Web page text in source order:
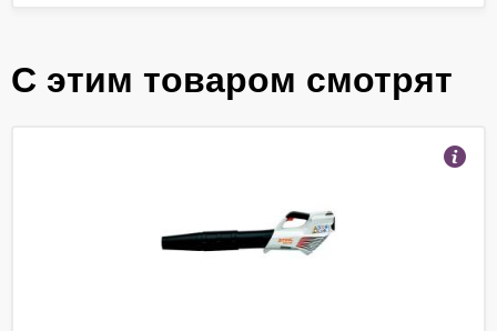
С этим товаром смотрят